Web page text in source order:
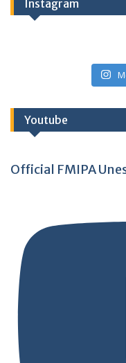
Instagram
Youtube
Official FMIPA